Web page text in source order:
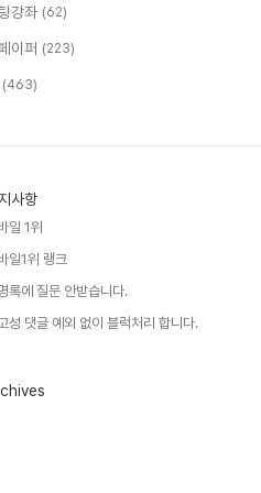
강좌 (62)
이퍼 (223)
(463)
사항
일 1위
일1위 랭크
록에 질문 안받습니다.
성 댓글 예외 없이 블럭처리 합니다.